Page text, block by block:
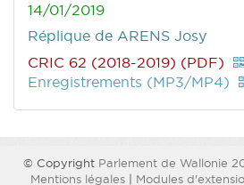
14/01/2019
Réplique de ARENS Josy
CRIC 62 (2018-2019) (PDF)
Enregistrements (MP3/MP4)
© Copyright Parlement de Wallonie
Mentions légales| Modules